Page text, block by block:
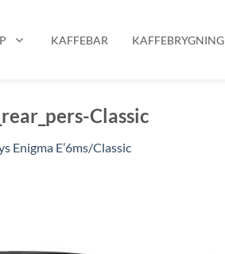
KAFFEBAR KAFFEBRYGNING
Classic
Enigma E’6ms/Classic